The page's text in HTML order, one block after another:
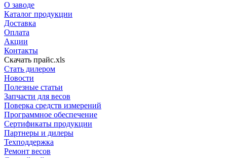
О заводе
Каталог продукции
Доставка
Оплата
Акции
Контакты
Скачать прайс.xls
Стать дилером
Новости
Полезные статьи
Запчасти для весов
Поверка средств измерений
Программное обеспечение
Сертификаты продукции
Партнеры и дилеры
Техподдержка
Ремонт весов